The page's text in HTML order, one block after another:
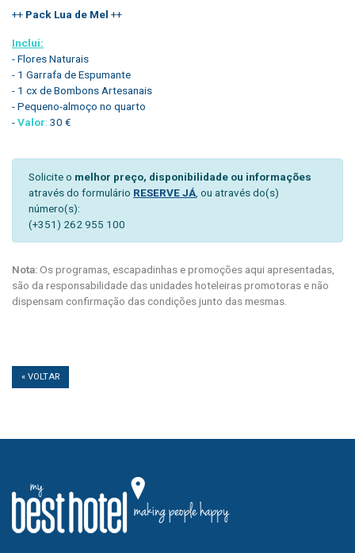
++ Pack Lua de Mel ++
Inclui:
- Flores Naturais
- 1 Garrafa de Espumante
- 1 cx de Bombons Artesanais
- Pequeno-almoço no quarto
-Valor: 30 €
Solicite o melhor preço, disponibilidade ou informações
através do formulário RESERVE JÁ , ou através do(s)
número(s):
(+351) 262 955 100
Nota:Os programas, escapadinhas e promoções aqui apresentadas,
são da responsabilidade das unidades hoteleiras promotoras e não
dispensam confirmação das condições junto das mesmas.
« VOLTAR